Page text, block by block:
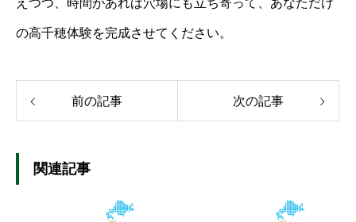
の高千穂体験を完成させてください。
前の記事 次の記事
関連記事